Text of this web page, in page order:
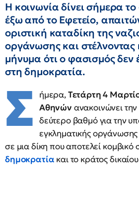
Η κοινωνία δίνει σήμερα
έξω από το Εφετείο,
οριστική καταδίκη της
οργάνωσης και
μήνυμα ότι ο φασισμός δεν
στη δημοκρατία.
Σ ήμερα,Τετάρτη 4
Αθηνών ανακοινώνει
δεύτερο βαθμό για την
εγκληματικής
σε μια δίκη που αποτελεί κομβικό
δημοκρατία και το κράτος